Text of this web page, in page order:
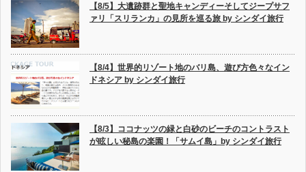
【8/5】大遺跡群と聖地キャンディーそしてジープサフ
ァリ「スリランカ」の見所を巡る旅 by シンダイ旅行
【8/4】世界的リゾート地のバリ島、遊び方色々なイン
ドネシア by シンダイ旅行
【8/3】ココナッツの緑と白砂のビーチのコントラスト
が眩しい秘島の楽園！「サムイ島」by シンダイ旅行